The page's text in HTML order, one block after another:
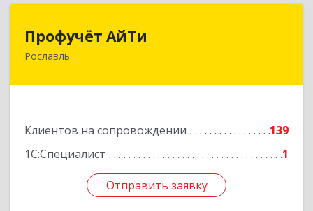
Профучёт АйТи
Рославль
Клиентов на сопровождении
139
1С:Специалист
1
Отправить заявку
216500, Смоленская обл, Рославльский р-н,
Отправить заявку